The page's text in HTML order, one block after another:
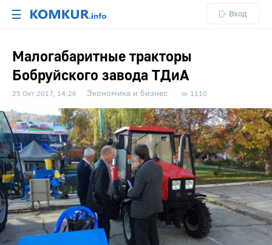
☰ Вход
Малогабаритные тракторы
Бобруйского завода ТДиА
25 Окт 2017, 14:26 Экономика и бизнес 1110